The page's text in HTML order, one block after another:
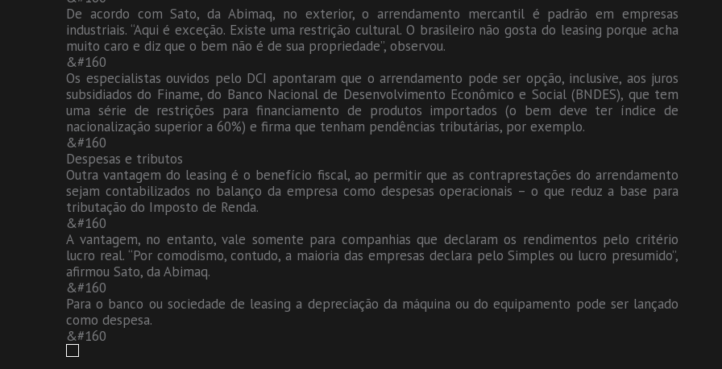
De acordo com Sato, da Abimaq, no exterior, o arrendamento mercantil é padrão em empresas
industriais. “Aqui é exceção. Existe uma restrição cultural. O brasileiro não gosta do leasing porque acha
muito caro e diz que o bem não é de sua propriedade”, observou.
&#160
Os especialistas ouvidos pelo DCI apontaram que o arrendamento pode ser opção, inclusive, aos juros
subsidiados do Finame, do Banco Nacional de Desenvolvimento Econômico e Social (BNDES), que tem
uma série de restrições para financiamento de produtos importados (o bem deve ter índice de
nacionalização superior a 60%) e firma que tenham pendências tributárias, por exemplo.
&#160
Despesas e tributos
Outra vantagem do leasing é o benefício fiscal, ao permitir que as contraprestações do arrendamento
sejam contabilizados no balanço da empresa como despesas operacionais – o que reduz a base para
tributação do Imposto de Renda.
&#160
A vantagem, no entanto, vale somente para companhias que declaram os rendimentos pelo critério
lucro real. “Por comodismo, contudo, a maioria das empresas declara pelo Simples ou lucro presumido”,
afirmou Sato, da Abimaq.
&#160
Para o banco ou sociedade de leasing a depreciação da máquina ou do equipamento pode ser lançado
como despesa.
&#160